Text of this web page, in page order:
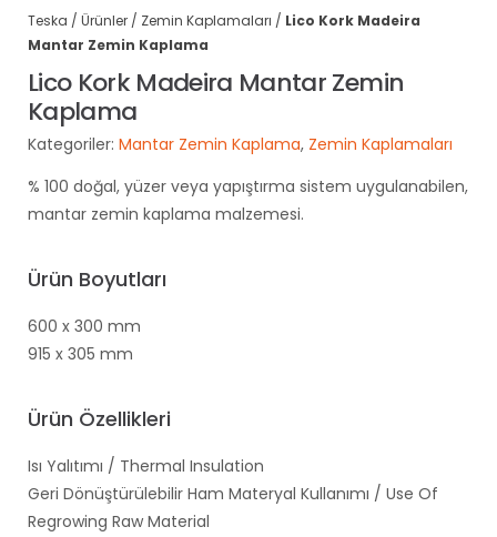
Teska / Ürünler / Zemin Kaplamaları / Lico Kork Madeira
Mantar Zemin Kaplama
Lico Kork Madeira Mantar Zemin
Kaplama
Kategoriler: Mantar Zemin Kaplama, Zemin Kaplamaları
% 100 doğal, yüzer veya yapıştırma sistem uygulanabilen,
mantar zemin kaplama malzemesi.
Ürün Boyutları
600 x 300 mm
915 x 305 mm
Ürün Özellikleri
Isı Yalıtımı / Thermal Insulation
Geri Dönüştürülebilir Ham Materyal Kullanımı / Use Of
Regrowing Raw Material